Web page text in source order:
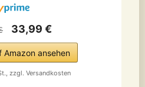
33,99 €
Amazon ansehen
zzgl. Versandkosten